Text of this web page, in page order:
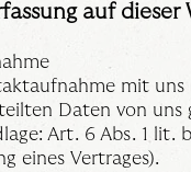
auf dieser
mit
Daten von uns
Art. 6 Abs. 1 lit.
eines Vertrages).